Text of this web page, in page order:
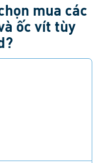
mua các
ốc vít tùy